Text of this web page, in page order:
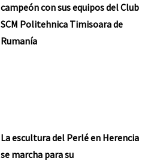
campeón con sus equipos del Club
SCM Politehnica Timisoara de
Rumanía
La escultura del Perlé en Herencia
se marcha para su